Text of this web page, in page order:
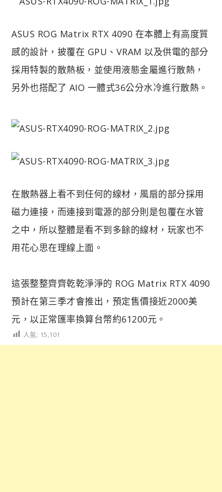
ASUS ROG Matrix RTX 4090 在本體上有高度質
感的設計，披覆在 GPU、VRAM 以及供電的部分
採用特製的散熱板，並使用液態金屬進行散熱，
另外也搭配了 AIO 一體式36公分水冷進行散熱。
在散熱器上看不到任何的線材，風扇的部分採用
磁力連接，而連接到電源的部分則是包覆在水管
之中，所以整體是看不到多餘的線材，玩家也不
用花心思在理線上面。
這張整整齊齊乾乾淨淨的 ROG Matrix RTX 4090
預計在第三季才會推出，預定售價接近2000美
元，以正常匯率換算台幣約61200元。
人氣: 15,101